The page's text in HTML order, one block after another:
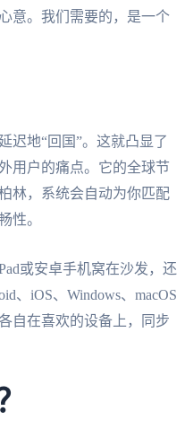
意。我们需要的，是一个
迟地“回国”。这就凸显了
用户的痛点。它的全球节
林，系统会自动为你匹配
性。
或安卓手机窝在沙发，还
、iOS、Windows、macOS
自在喜欢的设备上，同步